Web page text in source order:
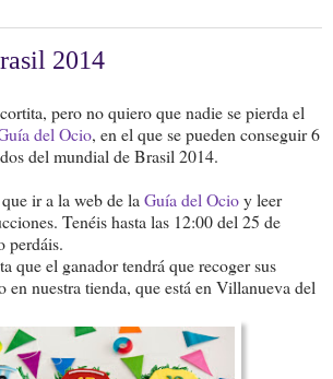
2014
pero no quiero que nadie se pierda el
del Ocio, en el que se pueden conseguir 6
del mundial de Brasil 2014.
ir a la web de la Guía del Ocioy leer
Tenéis hasta las 12:00 del 25 de
perdáis.
que el ganador tendrá que recoger sus
en nuestra tienda, que está en Villanueva del